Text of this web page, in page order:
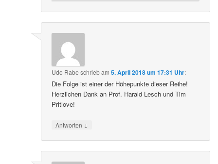
Udo Rabe schriebam5. April 2018 um 17:31 Uhr:
Die Folge ist einer der Höhepunkte dieser Reihe!
Herzlichen Dank an Prof. Harald Lesch und Tim
Pritlove!
Antworten ↓